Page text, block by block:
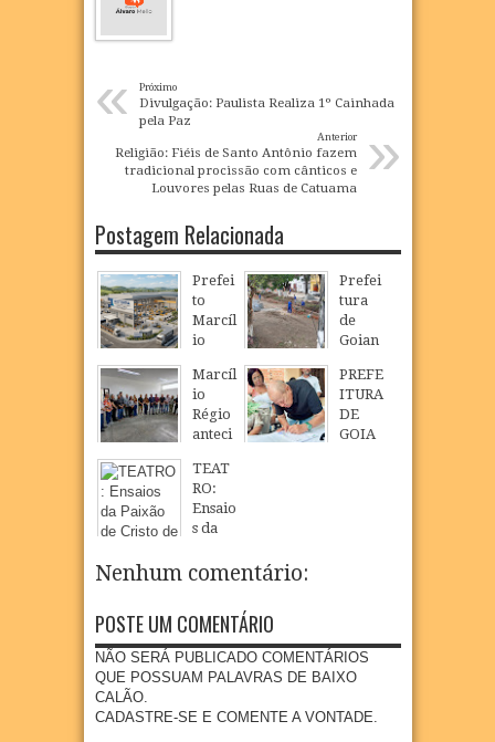
« Próximo
Divulgação: Paulista Realiza 1º Cainhada
pela Paz
»
Anterior
Religião: Fiéis de Santo Antônio fazem
tradicional procissão com cânticos e
Louvores pelas Ruas de Catuama
Postagem Relacionada
Prefei
to
Marcíl
io
realiz
a
visita
técnic
a à
área
que
receb
esa
úrgica
previs
ão de
empr
Prefei
tura
de
Goian
inicia
reestr
uturaç
ão da
Marcíl
io
Régio
anteci
salári
os e
injeta
R$ 30
es na
mia de
Goian
a
duran
perío
PREFE
ITURA
DE
GOIA
VILAR
EM
O
TEAT
RO:
Ensaio
s da
o de
Nova
Jerusa
lém
24 Mar 2026
Nenhum comentário:
POSTE UM COMENTÁRIO
NÃO SERÁ PUBLICADO COMENTÁRIOS
QUE POSSUAM PALAVRAS DE BAIXO
CALÃO.
CADASTRE-SE E COMENTE A VONTADE.